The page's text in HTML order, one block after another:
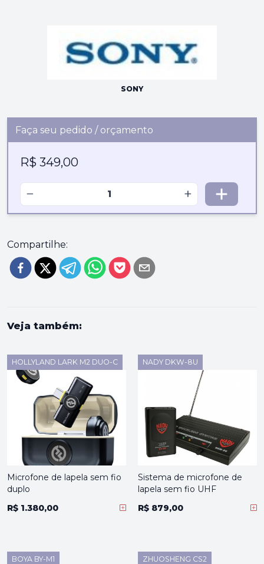
Faça seu pedido / orçamento
R$ 349,00
− +
SONY
Compartilhe:
Veja também:
HOLLYLAND LARK M2 DUO-C
Microfone de lapela sem fio
duplo
R$ 1.380,00
NADY DKW-8U
Sistema de microfone de
lapela sem fio UHF
R$ 879,00
BOYA BY-M1 ZHUOSHENG CS2